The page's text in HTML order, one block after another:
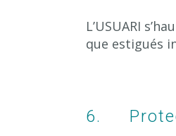
L’USUARI
que estigués
6.